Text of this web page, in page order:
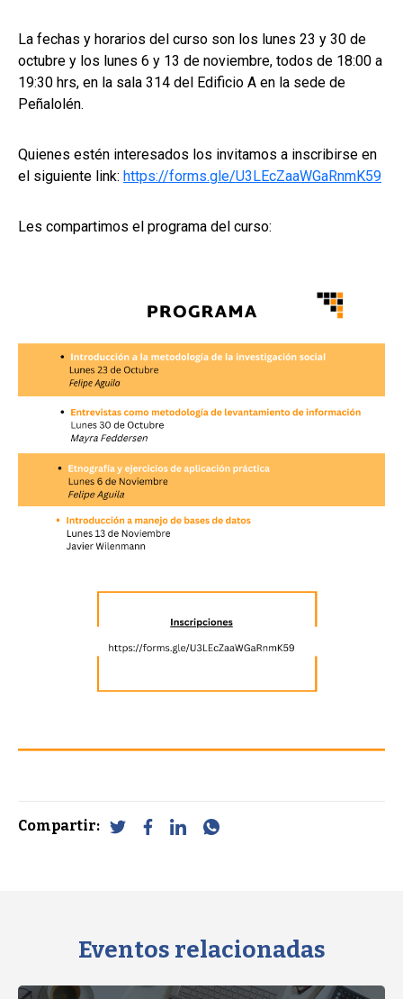
La fechas y horarios del curso son los lunes 23 y 30 de
octubre y los lunes 6 y 13 de noviembre, todos de 18:00 a
19:30 hrs, en la sala 314 del Edificio A en la sede de
Peñalolén.
Quienes estén interesados los invitamos a inscribirse en
el siguiente link: https://forms.gle/U3LEcZaaWGaRnmK59
Les compartimos el programa del curso:
Compartir:
Eventos relacionadas